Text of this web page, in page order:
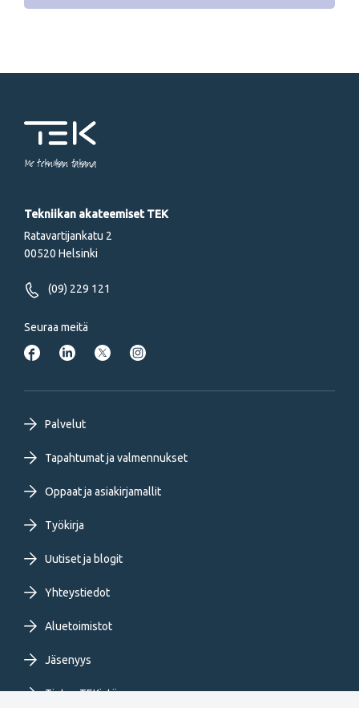
Me tekniikan takana
Tekniikan akateemiset TEK
Ratavartijankatu 2
00520 Helsinki
(09) 229 121
Seuraa meitä
Footer
primary
menu
FI
Palvelut
Tapahtumat ja valmennukset
Oppaat ja asiakirjamallit
Työkirja
Uutiset ja blogit
Yhteystiedot
Aluetoimistot
Jäsenyys
Tietoa TEKistä